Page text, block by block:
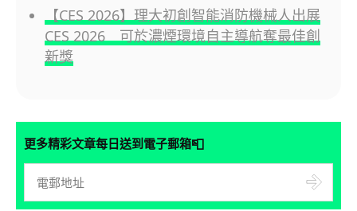
【CES 2026】理大初創智能消防機械人出展
CES 2026 可於濃煙環境自主導航奪最佳創
新獎
更多精彩文章每日送到電子郵箱📮